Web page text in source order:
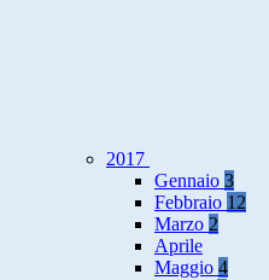
2017
Gennaio 3
Febbraio 12
Marzo 2
Aprile
Maggio 4